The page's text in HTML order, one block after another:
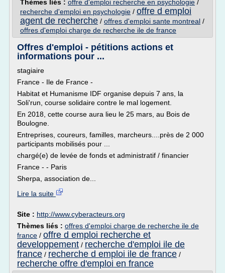
Thèmes liés : offre d'emploi recherche en psychologie /
recherche d'emploi en psychologie / offre d emploi
agent de recherche / offres d'emploi sante montreal /
offres d'emploi charge de recherche ile de france
Offres d'emploi - pétitions actions et
informations pour ...
stagiaire
France - Ile de France -
Habitat et Humanisme IDF organise depuis 7 ans, la
Soli'run, course solidaire contre le mal logement.
En 2018, cette course aura lieu le 25 mars, au Bois de
Boulogne.
Entreprises, coureurs, familles, marcheurs....près de 2 000
participants mobilisés pour ...
chargé(e) de levée de fonds et administratif / financier
France - - Paris
Sherpa, association de...
Lire la suite
Site : http://www.cyberacteurs.org
Thèmes liés : offres d'emploi charge de recherche ile de
france / offre d emploi recherche et
developpement / recherche d'emploi ile de
france / recherche d emploi ile de france /
recherche offre d'emploi en france